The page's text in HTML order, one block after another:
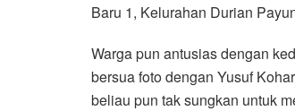
Baru 1, Kelurahan Durian
Warga pun antusias dengan
bersua foto dengan Yusuf
beliau pun tak sungkan untuk